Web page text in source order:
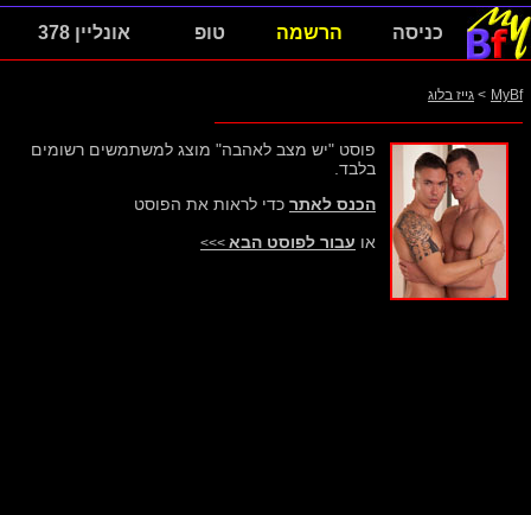
כניסה הרשמה טופ אונליין 378
MyBf
> גייז בלוג
פוסט "יש מצב לאהבה" מוצג למשתמשים רשומים
בלבד.
הכנס לאתר כדי לראות את הפוסט
או עבור לפוסט הבא >>>